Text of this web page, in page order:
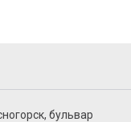
бульвар